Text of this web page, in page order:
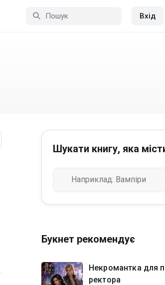
Вхід
Шукати книгу, яка
Букнет рекомендує
Некромантка для
ректора